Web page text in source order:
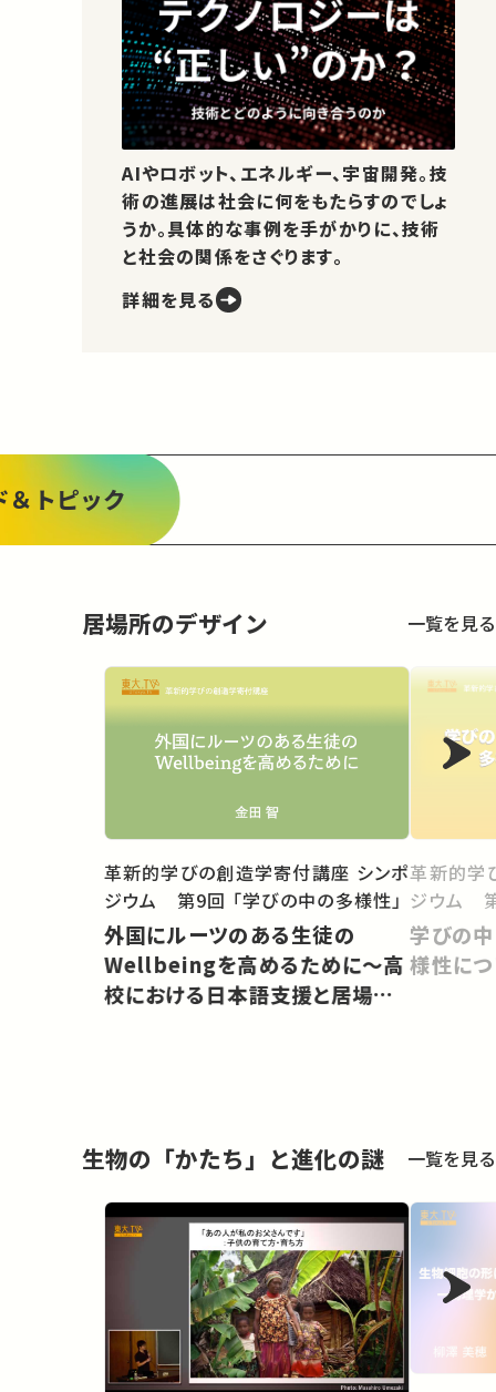
AIやロボット、エネルギー、宇宙開発。技
術の進展は社会に何をもたらすのでしょ
うか。具体的な事例を手がかりに、技術
と社会の関係をさぐります。
詳細を見る
＆トピック
居場所のデザイン 一覧を見る
革新的学びの創造学寄付講座 シンポ
ジウム 第9回 「学びの中の多様性」
外国にルーツのある生徒の
Wellbeingを高めるために〜高
校における日本語支援と居場所
革新的学
ジウム
学びの中
様性に
生物の「かたち」と進化の謎 一覧を見る